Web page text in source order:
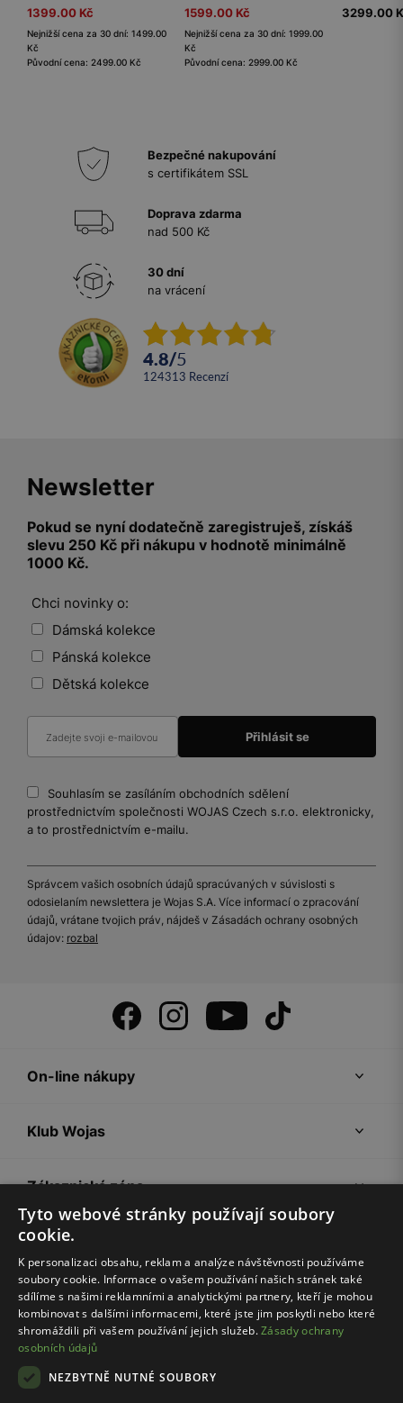
1399.00 Kč
Nejnižší cena za 30 dní: 1499.00
Kč
Původní cena: 2499.00 Kč
1599.00 Kč
Nejnižší cena za 30 dní: 1999.00
Kč
Původní cena: 2999.00 Kč
3299.00
Bezpečné nakupování
s certifikátem SSL
Doprava zdarma
nad 500 Kč
30 dní
na vrácení
4.8/5
124313 recenzí
Newsletter
Pokud se nyní dodatečně zaregistruješ, získáš
slevu 250 Kč při nákupu v hodnotě minimálně
1000 Kč.
Chci novinky o:
Dámská kolekce
Pánská kolekce
Dětská kolekce
Souhlasím se zasíláním obchodních sdělení
prostřednictvím společnosti WOJAS Czech s.r.o. elektronicky,
a to prostřednictvím e-mailu.
Správcem vašich osobních údajů spracúvaných v súvislosti s
odosielaním newslettera je Wojas S.A. Více informací o zpracování
údajů, vrátane tvojich práv, nájdeš v Zásadách ochrany osobných
údajov: rozbal
On-line nákupy
Klub Wojas
Zákaznická zóna
Společnost Wojas
Rady
Tyto webové stránky používají soubory
cookie.
K personalizaci obsahu, reklam a analýze návštěvnosti používáme
soubory cookie. Informace o vašem používání našich stránek také
sdílíme s našimi reklamními a analytickými partnery, kteří je mohou
kombinovat s dalšími informacemi, které jste jim poskytli nebo které
shromáždili při vašem používání jejich služeb.Zásady ochrany
osobních údajů
NEZBYTNĚ NUTNÉ SOUBORY